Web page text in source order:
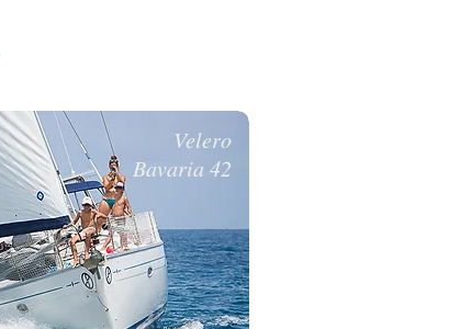
Velero
Bavaria 42